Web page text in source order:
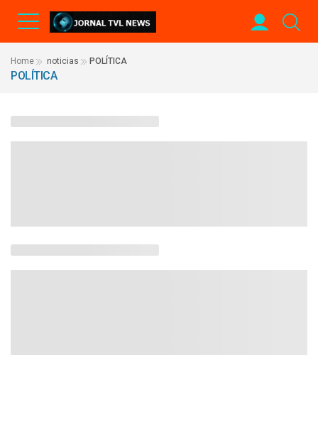
Home noticias POLÍTICA
POLÍTICA